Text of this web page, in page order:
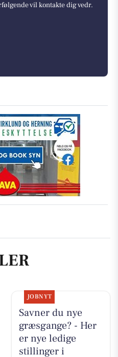
vil kontakte dig vedr.
JOBNYT
Savner du nye
græsgange? - Her
er nye ledige
stillinger i